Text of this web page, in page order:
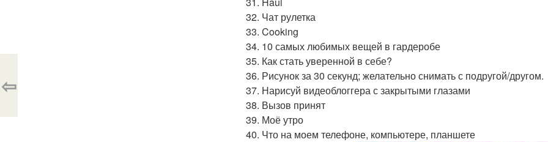
32. Чат рулетка
33. Cooking
34. 10 самых любимых вещей в гардеробе
35. Как стать уверенной в себе?
36. Рисунок за 30 секунд; желательно снимать с подругой/другом.
37. Нарисуй видеоблоггера с закрытыми глазами
38. Вызов принят
39. Моё утро
40. Что на моем телефоне, компьютере, планшете
⇦